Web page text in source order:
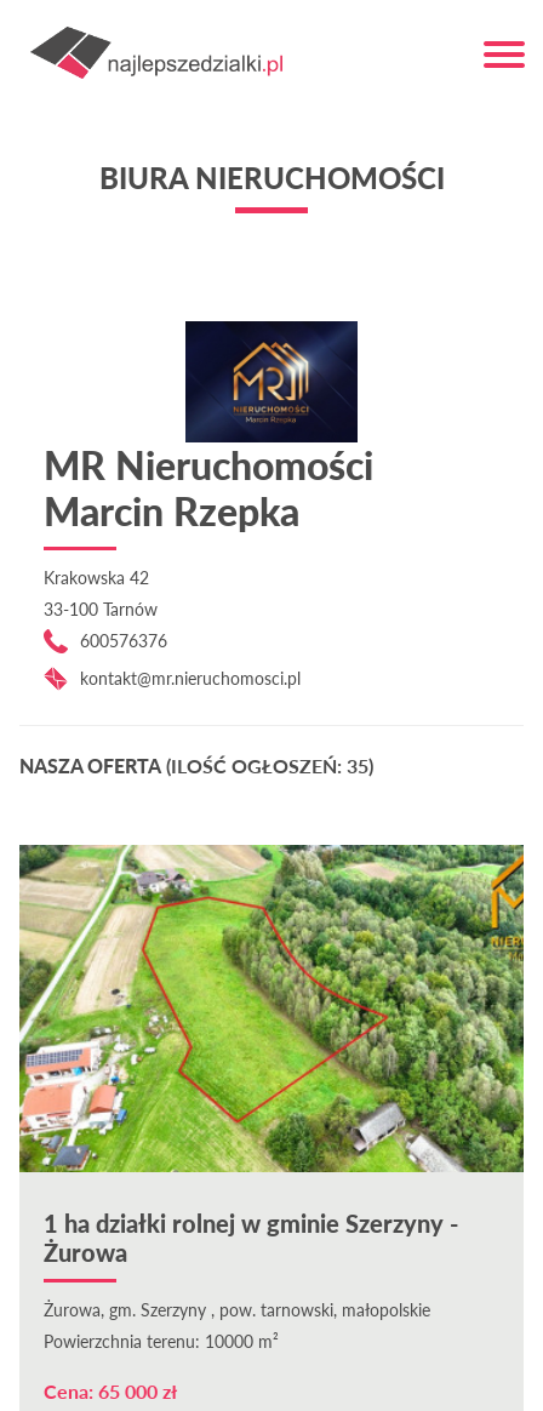
BIURA NIERUCHOMOŚCI
MR Nieruchomości
Marcin Rzepka
Krakowska 42
33-100 Tarnów
600576376
kontakt@mr.nieruchomosci.pl
NASZA OFERTA (ILOŚĆ OGŁOSZEŃ: 35)
1 ha działki rolnej w gminie Szerzyny -
Żurowa
Żurowa, gm. Szerzyny , pow. tarnowski, małopolskie
Powierzchnia terenu: 10000 m²
Cena: 65 000 zł